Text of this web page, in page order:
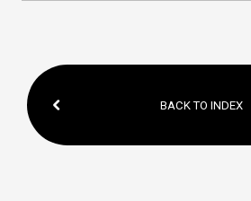
BACK TO INDEX